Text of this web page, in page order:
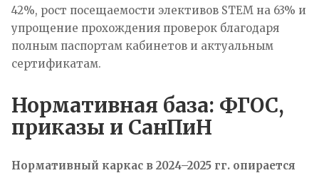
42%, рост посещаемости элективов STEM на 63% и
упрощение прохождения проверок благодаря
полным паспортам кабинетов и актуальным
сертификатам.
Нормативная база: ФГОС,
приказы и СанПиН
Нормативный каркас в 2024–2025 гг. опирается